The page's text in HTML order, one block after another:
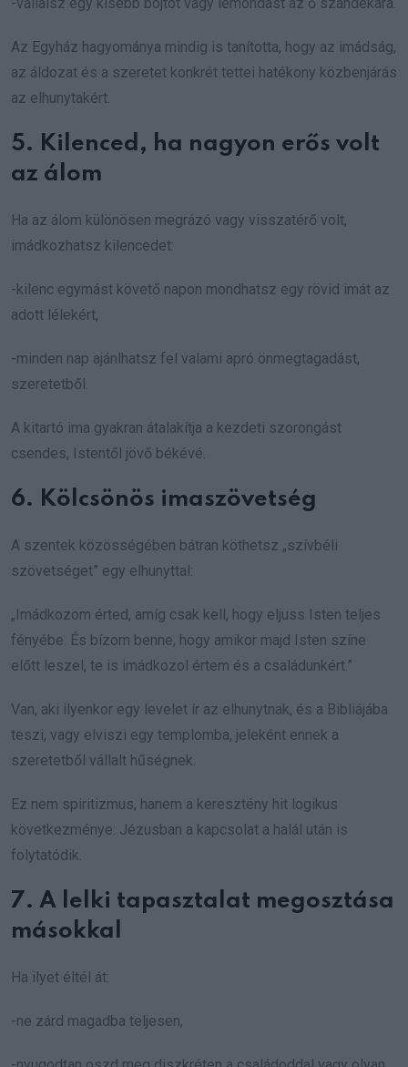
Az Egyház hagyománya mindig is tanította, hogy az imádság,
az áldozat és a szeretet konkrét tettei hatékony közbenjárás
az elhunytakért.
5. Kilenced, ha nagyon erős volt
az álom
Ha az álom különösen megrázó vagy visszatérő volt,
imádkozhatsz kilencedet:
-kilenc egymást követő napon mondhatsz egy rövid imát az
adott lélekért,
-minden nap ajánlhatsz fel valami apró önmegtagadást,
szeretetből.
A kitartó ima gyakran átalakítja a kezdeti szorongást
csendes, Istentől jövő békévé.
6. Kölcsönös imaszövetség
A szentek közösségében bátran köthetsz „szívbéli
szövetséget” egy elhunyttal:
„Imádkozom érted, amíg csak kell, hogy eljuss Isten teljes
fényébe. És bízom benne, hogy amikor majd Isten színe
előtt leszel, te is imádkozol értem és a családunkért.”
Van, aki ilyenkor egy levelet ír az elhunytnak, és a Bibliájába
teszi, vagy elviszi egy templomba, jeleként ennek a
szeretetből vállalt hűségnek.
Ez nem spiritizmus, hanem a keresztény hit logikus
következménye: Jézusban a kapcsolat a halál után is
folytatódik.
7. A lelki tapasztalat megosztása
másokkal
Ha ilyet éltél át:
-ne zárd magadba teljesen,